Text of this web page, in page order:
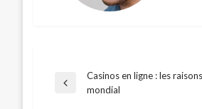
Post
Previous
Casinos en ligne : les
mondial